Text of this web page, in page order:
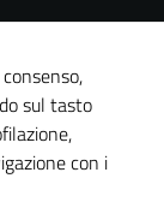
sul tasto
con i